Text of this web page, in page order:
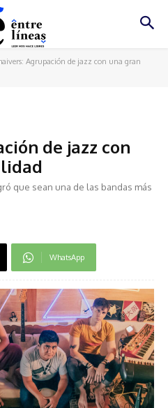
Agrupación de jazz con una gran
de jazz con
que sean una de las bandas más
WhatsApp